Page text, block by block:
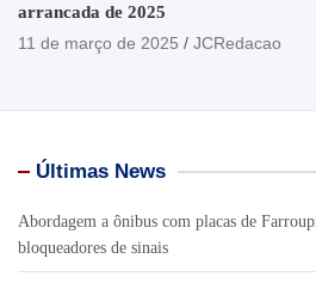
arrancada de 2025
11 de março de 2025
JCRedacao
Últimas News
Abordagem a ônibus com placas de
bloqueadores de sinais